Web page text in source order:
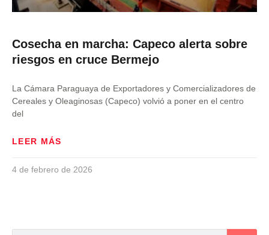
Cosecha en marcha: Capeco alerta sobre
riesgos en cruce Bermejo
La Cámara Paraguaya de Exportadores y Comercializadores de
Cereales y Oleaginosas (Capeco) volvió a poner en el centro
del
LEER MÁS
4 de febrero de 2026